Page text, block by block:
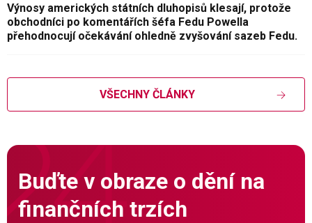
Výnosy amerických státních dluhopisů klesají, protože
obchodníci po komentářích šéfa Fedu Powella
přehodnocují očekávání ohledně zvyšování sazeb Fedu.
VŠECHNY ČLÁNKY
Buďte v obraze o dění na
finančních trzích